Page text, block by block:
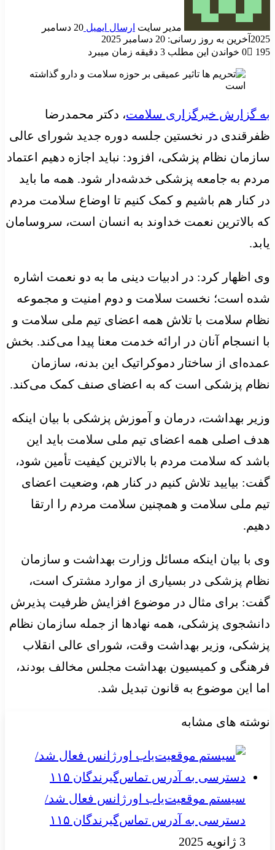
مدیر سایت ارسال ایمیل
20 دسامبر
2025 آخرین به روز رسانی: 20 دسامبر 2025
0
195 خواندن این مطلب 3 دقیقه زمان میبرد
به گزارش خبرگزاری سلامت، دکتر محمدرضا
ظفرقندی در نخستین جلسه دوره جدید شورای عالی
سازمان نظام پزشکی، افزود: نباید اجازه دهیم اعتماد
مردم به جامعه پزشکی خدشه‌دار شود. همه ما باید
در کنار هم باشیم و کمک کنیم تا اوضاع سلامت مردم
که بالاترین نعمت خداوند به انسان است، سروسامان
یابد.
وی اظهار کرد: در ادبیات دینی ما به دو نعمت اشاره
شده است؛ نخست سلامت و دوم امنیت و مجموعه
نظام سلامت با تلاش همه اعضای تیم ملی سلامت و
با انسجام آنان در ارائه خدمت معنا پیدا می‌کند. بخش
عمده‌ای از ساختار دموکراتیک این بدنه، سازمان
نظام پزشکی است که به اعضای صنف کمک می‌کند.
وزیر بهداشت، درمان و آموزش پزشکی با بیان اینکه
هدف اصلی همه اعضای تیم ملی سلامت باید این
باشد که سلامت مردم با بالاترین کیفیت تأمین شود،
گفت: بیایید تلاش کنیم در کنار هم، وضعیت اعضای
تیم ملی سلامت و همچنین سلامت مردم را ارتقا
دهیم.
وی با بیان اینکه مسائل وزارت بهداشت و سازمان
نظام پزشکی در بسیاری از موارد مشترک است،
گفت: برای مثال در موضوع افزایش ظرفیت پذیرش
دانشجوی پزشکی، همه نهادها از جمله سازمان نظام
پزشکی، وزیر بهداشت وقت، شورای عالی انقلاب
فرهنگی و کمیسیون بهداشت مجلس مخالف بودند،
اما این موضوع به قانون تبدیل شد.
نوشته های مشابه
سیستم موقعیت‌یاب اورژانس فعال شد/
دسترسی به آدرس تماس‌گیرندگان ۱۱۵
3 ژانویه 2025